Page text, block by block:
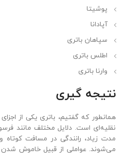
پوشیتا
آپادانا
سپاهان باتری
اطلس باتری
وارنا باتری
نتیجه گیری
همانطور که گفتیم، باتری یکی از
نقلیه‌ای است. دلایل مختلف مانند
مدت زیاد، رانندگی در مسافت
می‌شوند. عواملی از قبیل خاموش شدن